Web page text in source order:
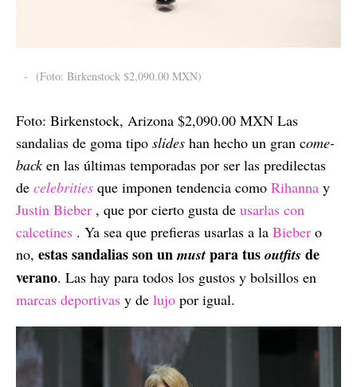
- (Foto: Birkenstock $2,090.00 MXN)
Foto: Birkenstock, Arizona $2,090.00 MXN Las
sandalias de goma tipo slides han hecho un gran come-
backen las últimas temporadas por ser las predilectas
de celebrities que imponen tendencia como Rihanna y
Justin Bieber , que por cierto gusta de usarlas con
calcetines . Ya sea que prefieras usarlas a la Bieber o
no, estas sandalias son un must para tus outfits de
verano. Las hay para todos los gustos y bolsillos en
marcas deportivas y de lujo por igual.